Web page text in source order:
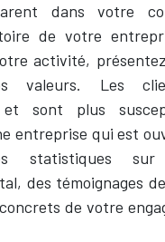
dans votre
de votre
activité,
valeurs. Les
et sont plus
entreprise qui est
statistiques
des témoignages
de votre